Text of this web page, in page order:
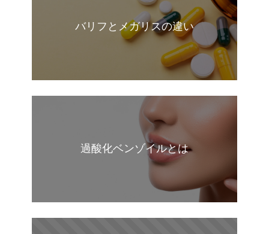
バリフとメガリスの違い
過酸化ベンゾイルとは